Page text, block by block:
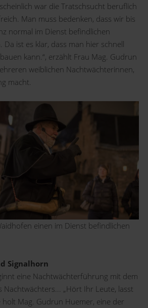
war die Tratschsucht beruflich
Man muss bedenken, dass wir bis
normal im Dienst befindlichen
ist es klar, dass man hier schnell
kann.“, erzählt Frau Mag. Gudrun
weiblichen Nachtwächterinnen,
macht.
einen im Dienst befindlichen
Signalhorn
eine Nachtwächterführung mit dem
Nachtwächters... „Hört Ihr Leute, lasst
holt Mag. Gudrun Huemer, eine der